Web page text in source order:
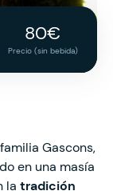
80€
Precio (sin bebida)
Gascons,
en una masía
la tradición